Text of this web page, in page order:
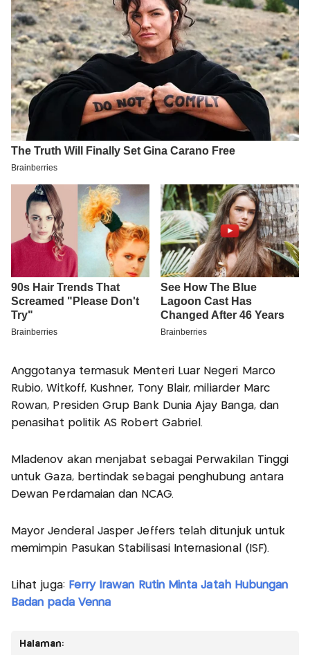
Anggotanya termasuk Menteri Luar Negeri Marco
Rubio, Witkoff, Kushner, Tony Blair, miliarder Marc
Rowan, Presiden Grup Bank Dunia Ajay Banga, dan
penasihat politik AS Robert Gabriel.
Mladenov akan menjabat sebagai Perwakilan Tinggi
untuk Gaza, bertindak sebagai penghubung antara
Dewan Perdamaian dan NCAG.
Mayor Jenderal Jasper Jeffers telah ditunjuk untuk
memimpin Pasukan Stabilisasi Internasional (ISF).
Lihat juga: Ferry Irawan Rutin Minta Jatah Hubungan
Badan pada Venna
Halaman: